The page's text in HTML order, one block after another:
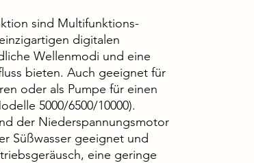
sind Multifunktions-
digitalen
Wellenmodi und eine
bieten. Auch geeignet für
oder als Pumpe für einen
5000/6500/10000).
der Niederspannungsmotor
Süßwasser geeignet und
eine geringe